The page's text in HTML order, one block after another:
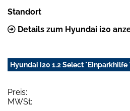
Standort
Details zum Hyundai i20
Hyundai i20 1.2 Select
Preis:
MWSt: